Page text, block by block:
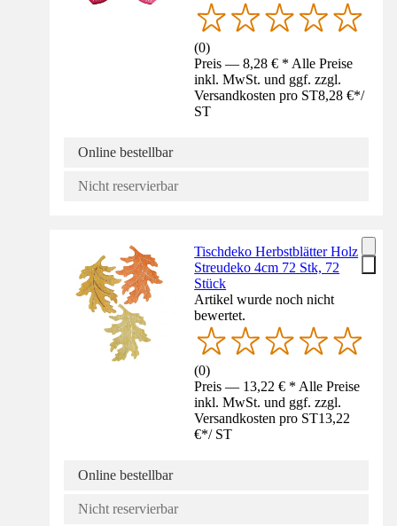
(0)
Preis — 8,28 € * Alle Preise
inkl. MwSt. und ggf. zzgl.
Versandkosten pro ST8,28 €*/
ST
Online bestellbar
Nicht reservierbar
Tischdeko Herbstblätter Holz
Streudeko 4cm 72 Stk, 72
Stück
Artikel wurde noch nicht
bewertet.
(0)
Preis — 13,22 € * Alle Preise
inkl. MwSt. und ggf. zzgl.
Versandkosten pro ST13,22
€*/ ST
Online bestellbar
Nicht reservierbar